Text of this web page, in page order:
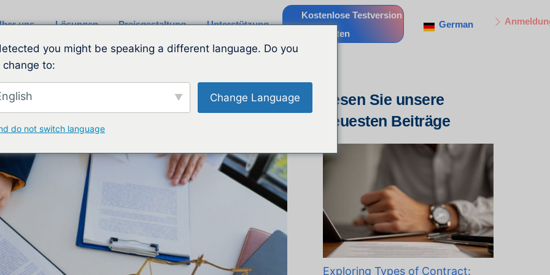
uns Lösungen Preisgestaltung Unterstützung
Kostenlose Testversion
Starten
German
Lesen Sie unsere
neuesten Beiträge
Exploring Types of Contract:
you might be speaking a different language. Do you
to:
Change Language
do not switch language